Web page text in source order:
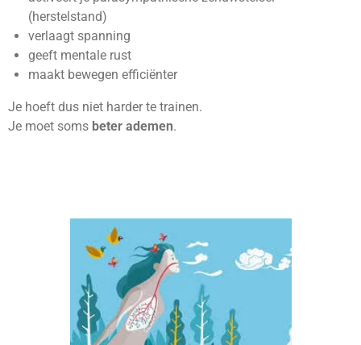
(herstelstand)
verlaagt spanning
geeft mentale rust
maakt bewegen efficiënter
Je hoeft dus niet harder te trainen.
Je moet soms beter ademen.